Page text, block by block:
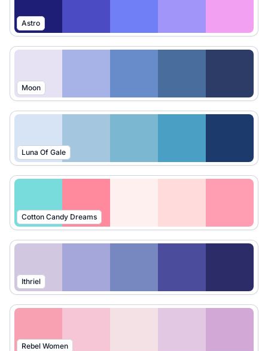
Astro
Moon
Luna Of Gale
Cotton Candy Dreams
Ithriel
Rebel Women